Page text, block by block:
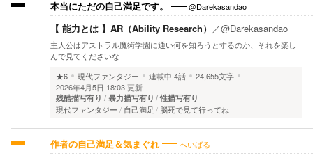
本当にただの自己満足です。 @Darekasandao
【 能力とは 】AR（Ability Research） ／@Darekasandao
主人公はアストラル魔術学園に通い何を知ろうとするのか、それを楽し
んで見てくださいな
★6
現代ファンタジー 連載中 4話
24,655文字
2026年4月5日 18:03 更新
残酷描写有り 暴力描写有り 性描写有り
現代ファンタジー 自己満足 脳死で見て行ってね
作者の自己満足＆気まぐれ へいばる